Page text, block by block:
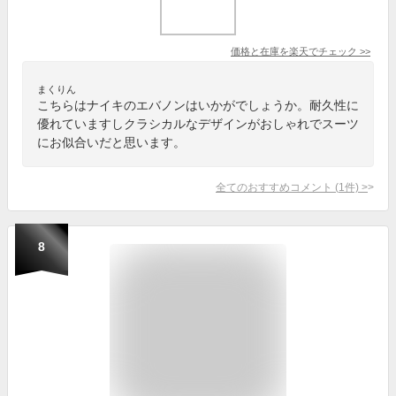
価格と在庫を楽天でチェック >>
まくりん
こちらはナイキのエバノンはいかがでしょうか。耐久性に
優れていますしクラシカルなデザインがおしゃれでスーツ
にお似合いだと思います。
全てのおすすめコメント (1 件) >
8